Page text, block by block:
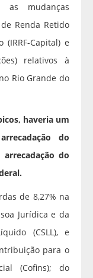
mudanças
Renda Retido
Capital) e
relativos à
Rio Grande do
haveria um
do
do
de 8,27% na
Jurídica e da
(CSLL), e
para o
(Cofins); do